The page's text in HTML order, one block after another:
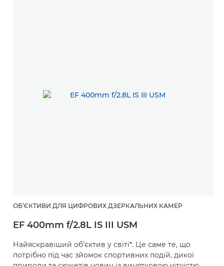
ОБ’ЄКТИВИ ДЛЯ ЦИФРОВИХ ДЗЕРКАЛЬНИХ КАМЕР
EF 400mm f/2.8L IS III USM
Найяскравіший об’єктив у світі*. Це саме те, що
потрібно під час зйомок спортивних подій, дикої